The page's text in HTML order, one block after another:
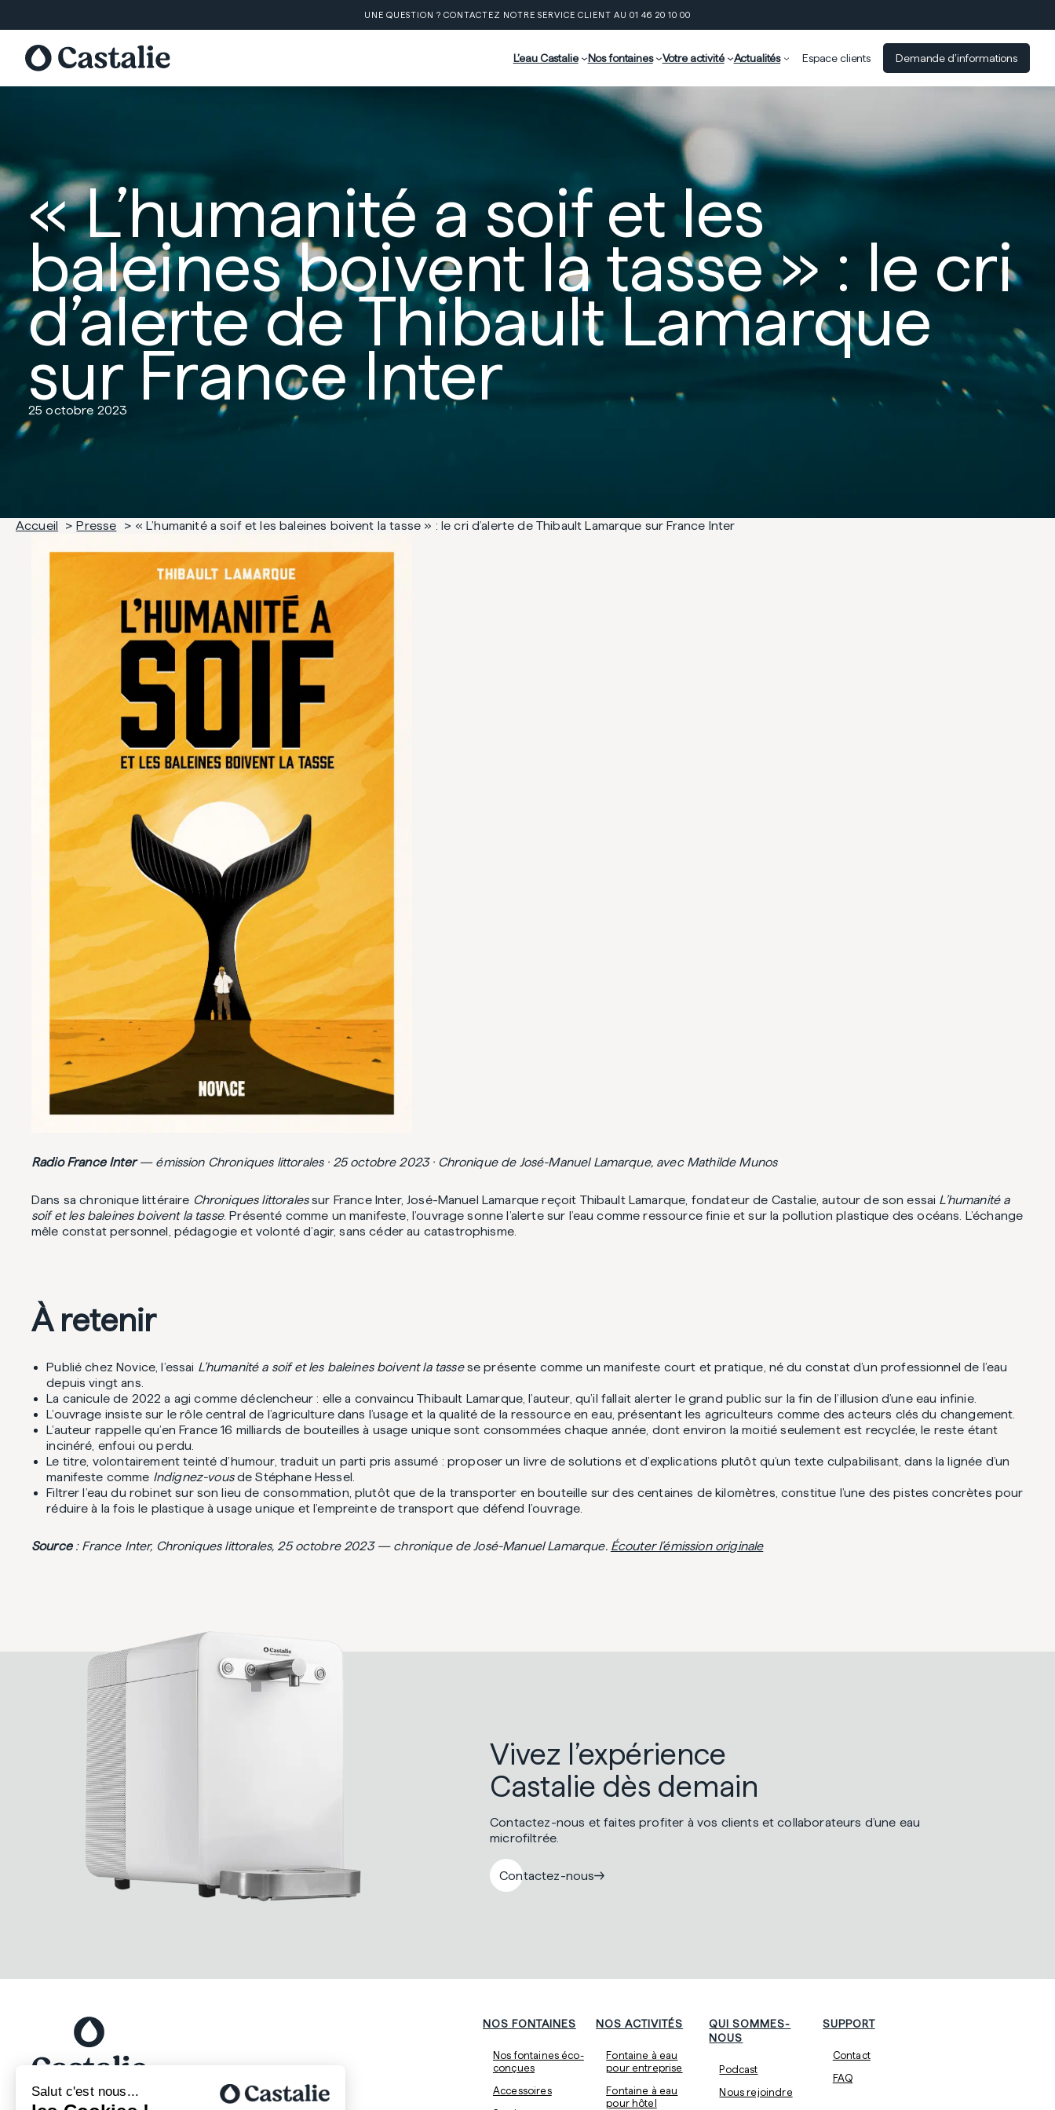
Salut c'est nous...
UNE QUESTION ? CONTACTEZ NOTRE SERVICE CLIENT AU 01 46 20 10 00
L’eau Castalie Nos fontaines Votre activité Actualités Espace clients Demande d’informations
« L’humanité a soif et les
baleines boivent la tasse » : le cri
d’alerte de Thibault Lamarque
sur France Inter
25 octobre 2023
Accueil Presse « L’humanité a soif et les baleines boivent la tasse » : le cri d’alerte de Thibault Lamarque sur France Inter
Radio France Inter— émission Chroniques littorales · 25 octobre 2023 · Chronique de José-Manuel Lamarque, avec Mathilde Munos
Dans sa chronique littéraire Chroniques littoralessur France Inter, José-Manuel Lamarque reçoit Thibault Lamarque, fondateur de Castalie, autour de son essai L’humanité a
soif et les baleines boivent la tasse. Présenté comme un manifeste, l’ouvrage sonne l’alerte sur l’eau comme ressource finie et sur la pollution plastique des océans. L’échange
mêle constat personnel, pédagogie et volonté d’agir, sans céder au catastrophisme.
À retenir
Publié chez Novice, l’essai L’humanité a soif et les baleines boivent la tassese présente comme un manifeste court et pratique, né du constat d’un professionnel de l’eau
depuis vingt ans.
La canicule de 2022 a agi comme déclencheur : elle a convaincu Thibault Lamarque, l’auteur, qu’il fallait alerter le grand public sur la fin de l’illusion d’une eau infinie.
L’ouvrage insiste sur le rôle central de l’agriculture dans l’usage et la qualité de la ressource en eau, présentant les agriculteurs comme des acteurs clés du changement.
L’auteur rappelle qu’en France 16 milliards de bouteilles à usage unique sont consommées chaque année, dont environ la moitié seulement est recyclée, le reste étant
incinéré, enfoui ou perdu.
Le titre, volontairement teinté d’humour, traduit un parti pris assumé : proposer un livre de solutions et d’explications plutôt qu’un texte culpabilisant, dans la lignée d’un
manifeste comme Indignez-vousde Stéphane Hessel.
Filtrer l’eau du robinet sur son lieu de consommation, plutôt que de la transporter en bouteille sur des centaines de kilomètres, constitue l’une des pistes concrètes pour
réduire à la fois le plastique à usage unique et l’empreinte de transport que défend l’ouvrage.
Source : France Inter, Chroniques littorales, 25 octobre 2023 — chronique de José-Manuel Lamarque. Écouter l’émission originale
Vivez l’expérience
Castalie dès demain
Contactez-nous et faites profiter à vos clients et collaborateurs d’une eau
microfiltrée.
Contactez-nous
Chaque jour, nos fontaines à eau éco-conçues au design
NOS FONTAINES
Nos fontaines éco-
conçues
Accessoires
NOS ACTIVITÉS
Fontaine à eau
pour entreprise
Fontaine à eau
pour hôtel
QUI SOMMES-
NOUS
Podcast
Nous rejoindre
SUPPORT
Contact
FAQ